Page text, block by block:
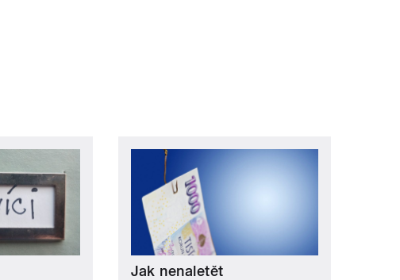
Jak nenaletět